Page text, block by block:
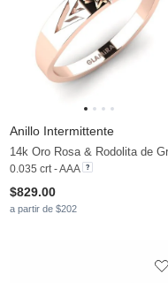
Anillo Intermittente
0.035 crt - AAA
$829.00
a partir de $202